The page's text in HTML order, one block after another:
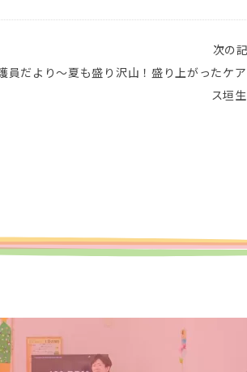
次の
だより～夏も盛り沢山！盛り上がったケア
ス垣